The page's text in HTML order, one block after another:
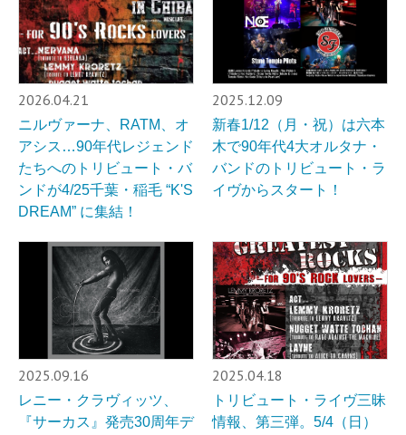
2026.04.21
ニルヴァーナ、RATM、オ
アシス…90年代レジェンド
たちへのトリビュート・バ
ンドが4/25千葉・稲毛 “K'S
DREAM” に集結！
2025.12.09
新春1/12（月・祝）は六本
木で90年代4大オルタナ・
バンドのトリビュート・ラ
イヴからスタート！
2025.09.16
レニー・クラヴィッツ、
『サーカス』発売30周年デ
2025.04.18
トリビュート・ライヴ三昧
情報、第三弾。5/4（日）